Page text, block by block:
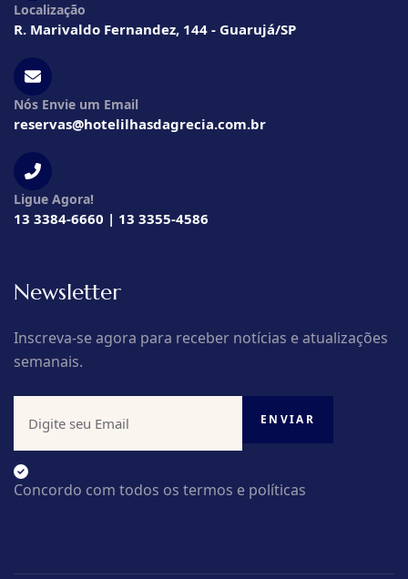
Localização
R. Marivaldo Fernandez, 144 - Guarujá/SP
Nós Envie um Email
reservas@hotelilhasdagrecia.com.br
Ligue Agora!
13 3384-6660 | 13 3355-4586
Newsletter
Inscreva-se agora para receber notícias e atualizações
semanais.
Concordo com todos os termos e políticas